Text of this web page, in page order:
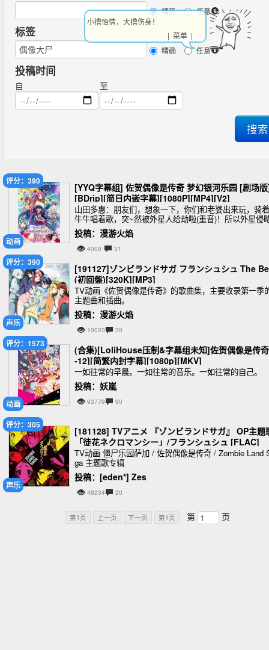
精确 任意
标签
精确 任意
投稿时间
自 至
动画
评分：390
[YYQ字幕组] 佐贺偶像是传奇 梦幻银河乐园 [剧场
[BDrip][简日内嵌字幕][1080P][MP4][V2]
山田多惠：朋友们，想象一下，你们和老婆出来玩，骑着
牛牛唱着歌，突~然被外星人给劫啦(重音)！所以外星侵
者必须要剿，不剿不行！没有外星人来搞我们的日子，才
是好日子(破音)！
投稿：漫游火焰
4000 31
声乐
评分：390
[191127]ゾンビランドサガ フランシュシュ The
(初回盤)[320K][MP3]
TV动画《佐贺偶像是传奇》的歌曲集，主要收录第一季
主题曲和插曲。
投稿：漫游火焰
10020 30
动画
评分：1573
(合集)[LoliHouse压制&字幕组未知]佐贺偶像是传
-12][简繁内封字幕][1080p][MKV]
一如往常的早晨。一如往常的音乐。一如往常的自己。
投稿：妖嵐
93779 90
声乐
评分：305
[181128] TVアニメ 『ゾンビランドサガ』 OP主題
「徒花ネクロマンシー」/フランシュシュ [FLAC]
TV动画 僵尸乐园萨加 / 佐贺偶像是传奇 / Zombie Land
ga 主题歌专辑
投稿：[eden*] Zes
48234 20
第1页 上一页 下一页 第1页 第 页
小撸怡情，大撸伤身！
| 菜单 |